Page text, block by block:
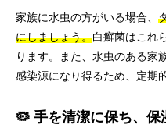
家族に水虫の方がいる場合、
にしましょう。白癬菌はこれ
ります。また、水虫のある家
感染源になり得るため、定期
🦠 手を清潔に保ち、保